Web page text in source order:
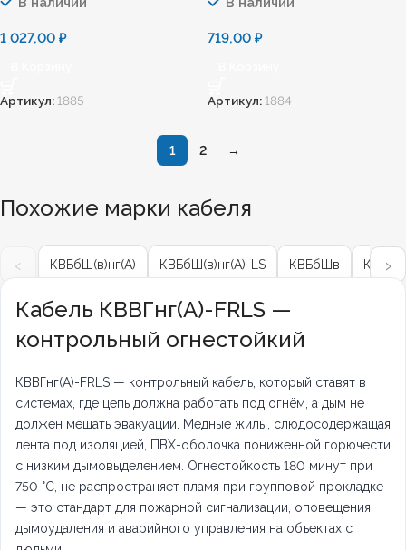
1 027,00 ₽
Артикул: 1885
719,00 ₽
Артикул: 1884
1 2 →
Похожие марки кабеля
‹ КВБбШ(в)нг(А) КВБбШ(в)нг(А)-LS КВБбШв КВВГ
›
Кабель КВВГнг(А)-FRLS —
контрольный огнестойкий
КВВГнг(А)-FRLS — контрольный кабель, который ставят в
системах, где цепь должна работать под огнём, а дым не
должен мешать эвакуации. Медные жилы, слюдосодержащая
лента под изоляцией, ПВХ-оболочка пониженной горючести
с низким дымовыделением. Огнестойкость 180 минут при
750 °C, не распространяет пламя при групповой прокладке
— это стандарт для пожарной сигнализации, оповещения,
дымоудаления и аварийного управления на объектах с